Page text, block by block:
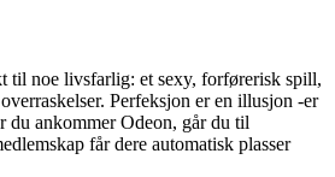
til noe livsfarlig: et sexy, forførerisk spill,
Perfeksjon er en illusjon -er
ankommer Odeon, går du til
får dere automatisk plasser